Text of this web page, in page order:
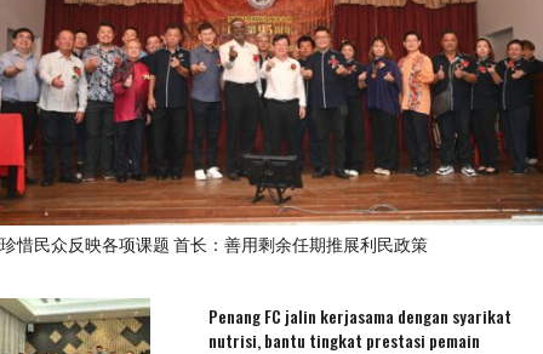
珍惜民众反映各项课题 首长：善用剩余任期推展利民政策
Penang FC jalin kerjasama dengan syarikat
nutrisi, bantu tingkat prestasi pemain